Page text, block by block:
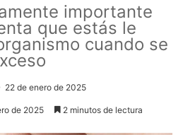
importante
que estás le
cuando se
22 de enero de 2025
de 2025 2 minutos de lectura